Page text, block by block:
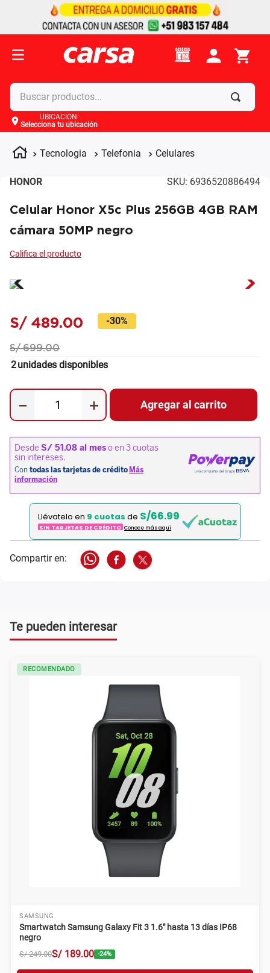
Buscar productos...
UBICACIÓN:
Selecciona tu ubicación
Tecnologia Telefonia Celulares
HONOR SKU: 6936520886494
Celular Honor X5c Plus 256GB 4GB RAM
cámara 50MP negro
S/ 489.00 -30%
S/ 699.00
2unidades disponibles
＋
－ Agregar al carrito
Llévatelo en 9 cuotas de S/66.99
SIN TARJETAS DE CRÉDITO Conoce más aqui
Te pueden interesar
RECOMENDADO
SAMSUNG
Smartwatch Samsung Galaxy Fit 3 1.6" hasta 13 días IP68
negro
S/ 249.00S/ 189.00 -24%
Términos más buscados
celulares
4. apple